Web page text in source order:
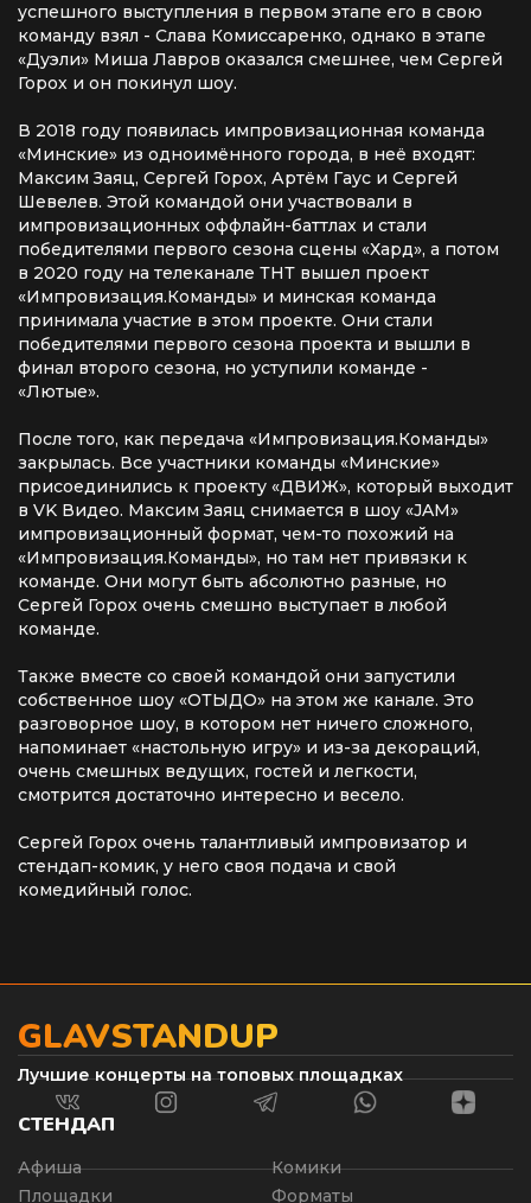
успешного выступления в первом этапе его в свою
команду взял - Слава Комиссаренко, однако в этапе
«Дуэли» Миша Лавров оказался смешнее, чем Сергей
Горох и он покинул шоу.
В 2018 году появилась импровизационная команда
«Минские» из одноимённого города, в неё входят:
Максим Заяц, Сергей Горох, Артём Гаус и Сергей
Шевелев. Этой командой они участвовали в
импровизационных оффлайн-баттлах и стали
победителями первого сезона сцены «Хард», а потом
в 2020 году на телеканале ТНТ вышел проект
«Импровизация.Команды» и минская команда
принимала участие в этом проекте. Они стали
победителями первого сезона проекта и вышли в
финал второго сезона, но уступили команде -
«Лютые».
После того, как передача «Импровизация.Команды»
закрылась. Все участники команды «Минские»
присоединились к проекту «ДВИЖ», который выходит
в VK Видео. Максим Заяц снимается в шоу «JAM»
импровизационный формат, чем-то похожий на
«Импровизация.Команды», но там нет привязки к
команде. Они могут быть абсолютно разные, но
Сергей Горох очень смешно выступает в любой
команде.
Также вместе со своей командой они запустили
собственное шоу «ОТЫДО» на этом же канале. Это
разговорное шоу, в котором нет ничего сложного,
напоминает «настольную игру» и из-за декораций,
очень смешных ведущих, гостей и легкости,
смотрится достаточно интересно и весело.
Сергей Горох очень талантливый импровизатор и
стендап-комик, у него своя подача и свой
комедийный голос.
GLAVSTANDUP
Лучшие концерты на топовых площадках
СТЕНДАП
Афиша
Площадки
Комики
Форматы